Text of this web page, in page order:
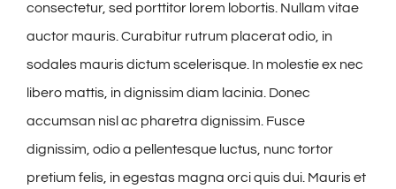
consectetur, sed porttitor lorem lobortis. Nullam vitae
auctor mauris. Curabitur rutrum placerat odio, in
sodales mauris dictum scelerisque. In molestie ex nec
libero mattis, in dignissim diam lacinia. Donec
accumsan nisl ac pharetra dignissim. Fusce
dignissim, odio a pellentesque luctus, nunc tortor
pretium felis, in egestas magna orci quis dui. Mauris et